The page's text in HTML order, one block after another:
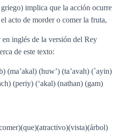
implica que la acción ocurre
acto de morder o comer la fruta,
inglés de la versión del Rey
de este texto:
(ma’akal) (huw’) (ta’avah) (`ayin)
(periy) (‘akal) (nathan) (gam)